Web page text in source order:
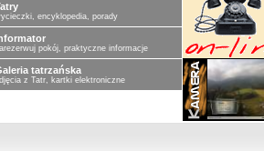
encyklopedia, porady
pokój, praktyczne informacje
tatrzańska
z Tatr, kartki elektroniczne